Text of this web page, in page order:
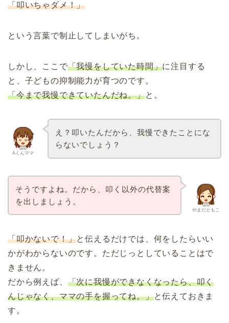
「叩いちゃダメ！」
という言葉で制止してしまいがち。
しかし、ここで「我慢をしていた時間」に注目する
と、子どもの抑制能力が育つのです。
「今まで我慢できていたんだね。」と。
Aくんママ
え？叩いたんだから、我慢できたことにな
らないでしょう？
やまだともこ
そうですよね。だから、叩く以外の代替案
を出しましょう。
「叩かないで！」と伝えるだけでは、何をしたらいい
かがわからないのです。ただじっとしていることはで
きません。
だから例えば、 「次に我慢ができなくなったら、叩く
んじゃなく、ママの手を握ってね。」と伝えておきま
す。